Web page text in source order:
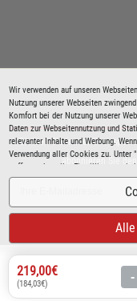
Wir verwenden auf unseren
Nutzung unserer Webseiten
Komfort bei der Nutzung unserer
Daten zur Webseitennutzung und
relevanter Inhalte und Werbung.
Verwendung aller Cookies zu.
treffen und erteilte Einwilligungen
Richtlinie.
219,00€
(184,03€)
-
Bleiben Sie immer über
abonnieren Sie